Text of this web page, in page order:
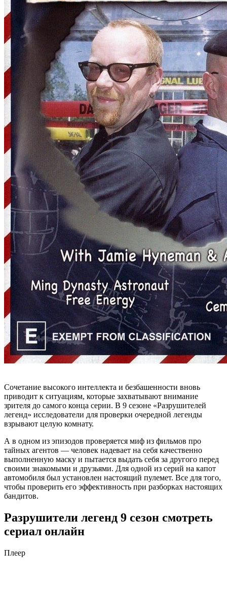
Сочетание высокого интеллекта и безбашенности вновь
приводит к ситуациям, которые захватывают внимание
зрителя до самого конца серии. В 9 сезоне «Разрушителей
легенд» исследователи для проверки очередной легенды
взрывают целую комнату.
А в одном из эпизодов проверяется миф из фильмов про
тайных агентов — человек надевает на себя качественно
выполненную маску и пытается выдать себя за другого перед
своими знакомыми и друзьями. Для одной из серий на капот
автомобиля был установлен настоящий пулемет. Все для того,
чтобы проверить его эффективность при разборках настоящих
бандитов.
Разрушители легенд 9 сезон смотреть
сериал онлайн
Плеер